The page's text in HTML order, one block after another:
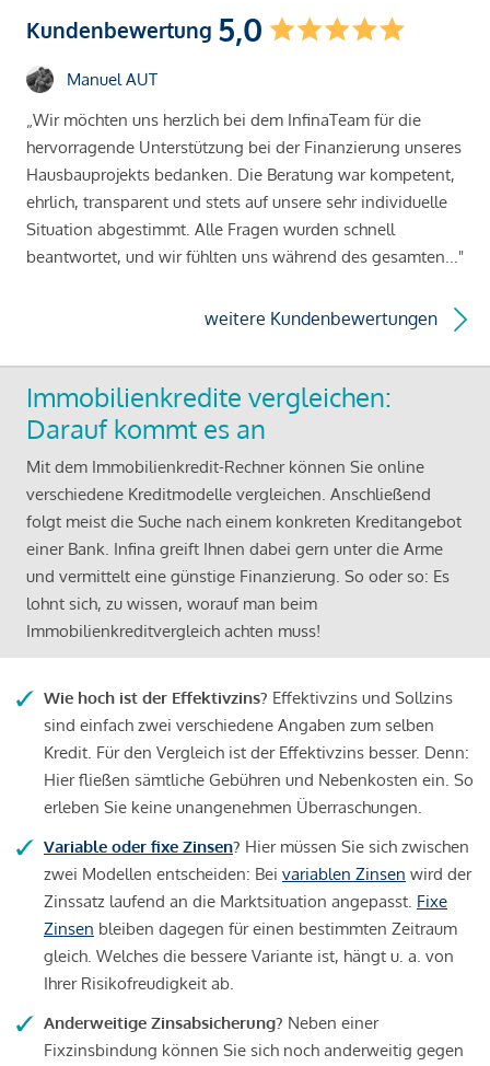
Kundenbewertung 5,0
Manuel AUT
„Wir möchten uns herzlich bei dem InfinaTeam für die
hervorragende Unterstützung bei der Finanzierung unseres
Hausbauprojekts bedanken. Die Beratung war kompetent,
ehrlich, transparent und stets auf unsere sehr individuelle
Situation abgestimmt. Alle Fragen wurden schnell
beantwortet, und wir fühlten uns während des gesamten..."
weitere Kundenbewertungen
Immobilienkredite vergleichen:
Darauf kommt es an
Mit dem Immobilienkredit-Rechner können Sie online
verschiedene Kreditmodelle vergleichen. Anschließend
folgt meist die Suche nach einem konkreten Kreditangebot
einer Bank. Infina greift Ihnen dabei gern unter die Arme
und vermittelt eine günstige Finanzierung. So oder so: Es
lohnt sich, zu wissen, worauf man beim
Immobilienkreditvergleich achten muss!
Wie hoch ist der Effektivzins? Effektivzins und Sollzins
sind einfach zwei verschiedene Angaben zum selben
Kredit. Für den Vergleich ist der Effektivzins besser. Denn:
Hier fließen sämtliche Gebühren und Nebenkosten ein. So
erleben Sie keine unangenehmen Überraschungen.
Variable oder fixe Zinsen? Hier müssen Sie sich zwischen
zwei Modellen entscheiden: Bei variablen Zinsen wird der
Zinssatz laufend an die Marktsituation angepasst. Fixe
Zinsen bleiben dagegen für einen bestimmten Zeitraum
gleich. Welches die bessere Variante ist, hängt u. a. von
Ihrer Risikofreudigkeit ab.
Anderweitige Zinsabsicherung? Neben einer
Fixzinsbindung können Sie sich noch anderweitig gegen